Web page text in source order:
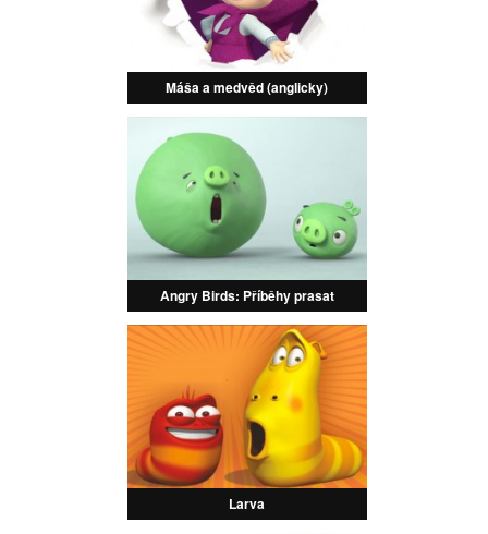
Máša a medvěd (anglicky)
Angry Birds: Příběhy prasat
Larva